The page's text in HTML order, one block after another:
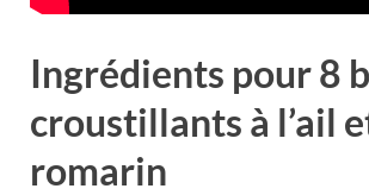
Ingrédients pour 8
croustillants à l’ail
romarin